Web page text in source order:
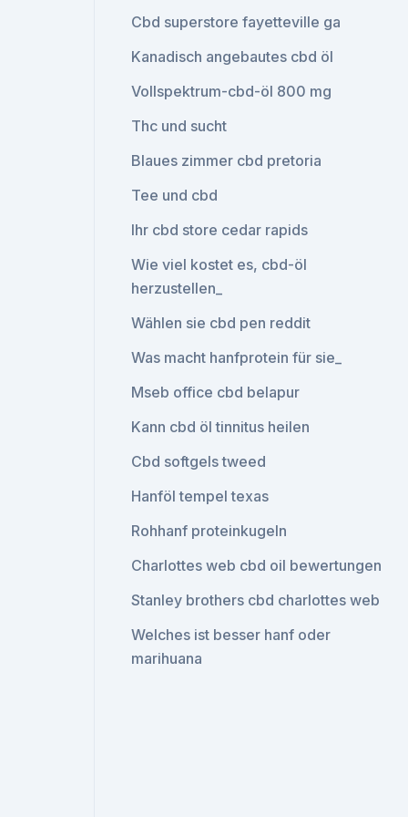
Cbd superstore fayetteville ga
Kanadisch angebautes cbd öl
Vollspektrum-cbd-öl 800 mg
Thc und sucht
Blaues zimmer cbd pretoria
Tee und cbd
Ihr cbd store cedar rapids
Wie viel kostet es, cbd-öl
herzustellen_
Wählen sie cbd pen reddit
Was macht hanfprotein für sie_
Mseb office cbd belapur
Kann cbd öl tinnitus heilen
Cbd softgels tweed
Hanföl tempel texas
Rohhanf proteinkugeln
Charlottes web cbd oil bewertungen
Stanley brothers cbd charlottes web
Welches ist besser hanf oder
marihuana